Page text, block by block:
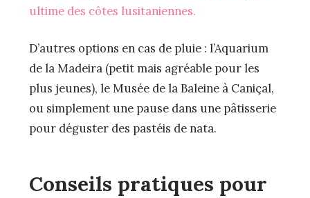
ultime des côtes lusitaniennes.
D’autres options en cas de pluie : l’Aquarium
de la Madeira (petit mais agréable pour les
plus jeunes), le Musée de la Baleine à Caniçal,
ou simplement une pause dans une pâtisserie
pour déguster des pastéis de nata.
Conseils pratiques pour